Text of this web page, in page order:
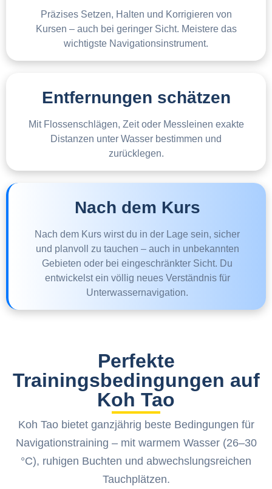
Präzises Setzen, Halten und Korrigieren von
Kursen – auch bei geringer Sicht. Meistere das
wichtigste Navigationsinstrument.
Entfernungen schätzen
Mit Flossenschlägen, Zeit oder Messleinen exakte
Distanzen unter Wasser bestimmen und
zurücklegen.
Nach dem Kurs
Nach dem Kurs wirst du in der Lage sein, sicher
und planvoll zu tauchen – auch in unbekannten
Gebieten oder bei eingeschränkter Sicht. Du
entwickelst ein völlig neues Verständnis für
Unterwassernavigation.
Perfekte
Trainingsbedingungen auf
Koh Tao
Koh Tao bietet ganzjährig beste Bedingungen für
Navigationstraining – mit warmem Wasser (26–30
°C), ruhigen Buchten und abwechslungsreichen
Tauchplätzen.